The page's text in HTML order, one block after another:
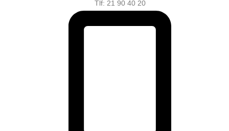
Tlf: 21 90 40 20